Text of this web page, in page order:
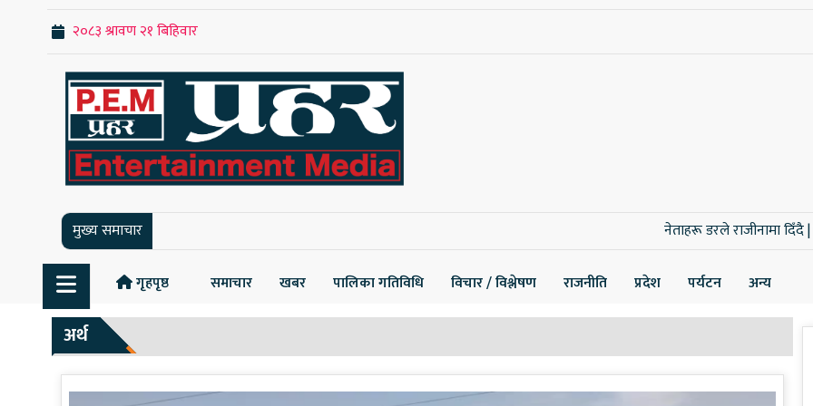
मुख्य समाचार नेताहरू डरले राजीनामा दिँदै |नेपाल धितोपत्र
गृहपृष्ठ समाचार खबर पालिका गतिविधि विचार / विश्लेषण राजनीति प्रदेश पर्यटन अन्य
अर्थ